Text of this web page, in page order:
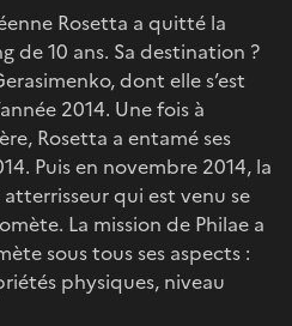
Rosetta a quitté la
de 10 ans. Sa destination ?
dont elle s’est
2014. Une fois à
Rosetta a entamé ses
Puis en novembre 2014, la
qui est venu se
La mission de Philae a
sous tous ses aspects :
physiques, niveau